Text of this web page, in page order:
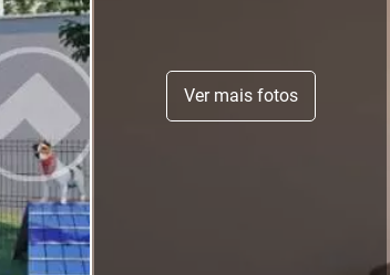
Ver mais fotos